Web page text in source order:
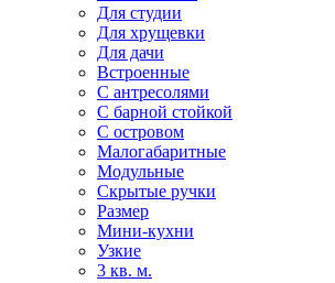
Для студии
Для хрущевки
Для дачи
Встроенные
С антресолями
С барной стойкой
С островом
Малогабаритные
Модульные
Скрытые ручки
Размер
Мини-кухни
Узкие
3 кв. м.